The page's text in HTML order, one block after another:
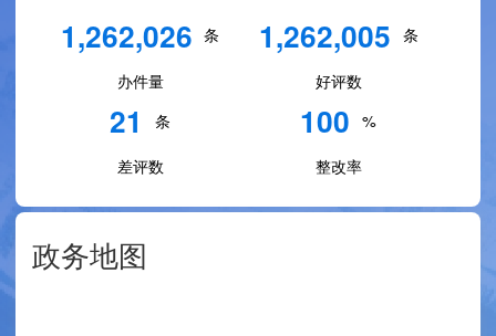
1,262,026 条
办件量
1,262,005 条
好评数
21 条
差评数
100 %
整改率
政务地图